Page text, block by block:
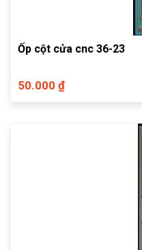
Ốp cột cửa cnc 36-23
50.000 ₫